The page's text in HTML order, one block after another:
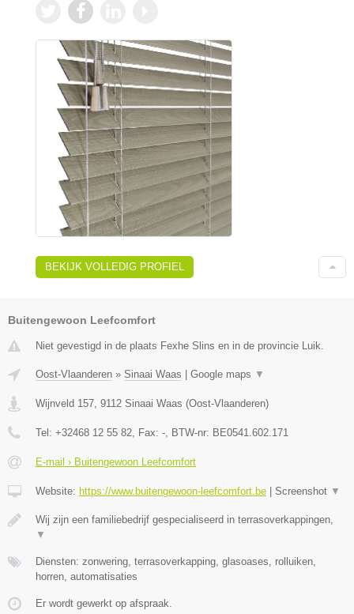
BEKIJK VOLLEDIG PROFIEL
Buitengewoon Leefcomfort
Niet gevestigd in de plaats Fexhe Slins en in de provincie Luik.
Oost-Vlaanderen » Sinaai Waas Google maps ▼
Wijnveld 157 9112 Sinaai Waas (Oost-Vlaanderen)
Tel: +32468 12 55 82 , Fax: - , BTW-nr: BE0541.602.171
E-mail › Buitengewoon Leefcomfort
Website: https://www.buitengewoon-leefcomfort.be Screenshot ▼
Wij zijn een familiebedrijf gespecialiseerd in terrasoverkappingen,
▼
Diensten: zonwering, terrasoverkapping, glasoases, rolluiken,
horren, automatisaties
Er wordt gewerkt op afspraak.